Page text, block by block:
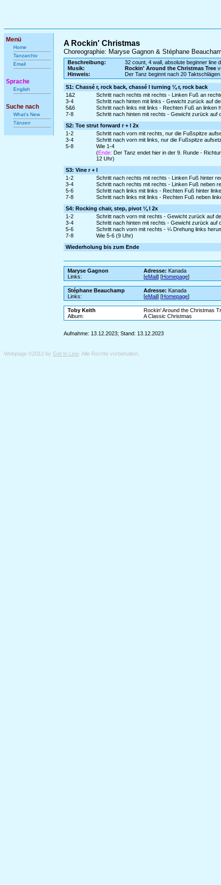
Menü
Home
Tanzarchiv
Email
Sprache
English
Suche nach
What's New
Tänzen
A Rockin' Christmas
Choreographie: Maryse Gagnon & Stéphane
Beschreibung:
32 count, 4 wall, absolute beginner line
Musik:
Rockin' Around the Christmas Tree
Hinweis:
Der Tanz beginnt nach 20 Taktschlägen
S1: Chassé r, rock back, chassé l turning ¼ r, rock back
1&2
Schritt nach rechts mit rechts - Linken Fuß an
3-4
Schritt nach hinten mit links - Gewicht zurück auf
5&6
Schritt nach links mit links - Rechten Fuß an
7-8
Schritt nach hinten mit rechts - Gewicht zurück auf
S2: Toe strut forward r + l 2x
1-2
Schritt nach vorn mit rechts, nur die Fußspitze
3-4
Schritt nach vorn mit links, nur die Fußspitze
5-8
Wie 1-4
(Ende: Der Tanz endet hier in der 9. Runde -
12 Uhr)
S3: Vine r + l
1-2
Schritt nach rechts mit rechts - Linken Fuß hinter
3-4
Schritt nach rechts mit rechts - Linken Fuß neben
5-6
Schritt nach links mit links - Rechten Fuß hinter
7-8
Schritt nach links mit links - Rechten Fuß neben
S4: Rocking chair, step, pivot ¼ l 2x
1-2
Schritt nach vorn mit rechts - Gewicht zurück auf
3-4
Schritt nach hinten mit rechts - Gewicht zurück auf
5-6
Schritt nach vorn mit rechts - ¼ Drehung links
7-8
Wie 5-6 (9 Uhr)
Wiederholung bis zum Ende
Maryse Gagnon Adresse: Kanada
Links:
[eMail] [Homepage]
Stéphane Beauchamp Adresse: Kanada
Links:
[eMail] [Homepage]
Toby Keith
Rockin' Around the Christmas
Album:
A Classic Christmas
Aufnahme: 13.12.2023; Stand: 13.12.2023
Webpage ©2012 by Get In Line . Alle Rechte vorbehalten.